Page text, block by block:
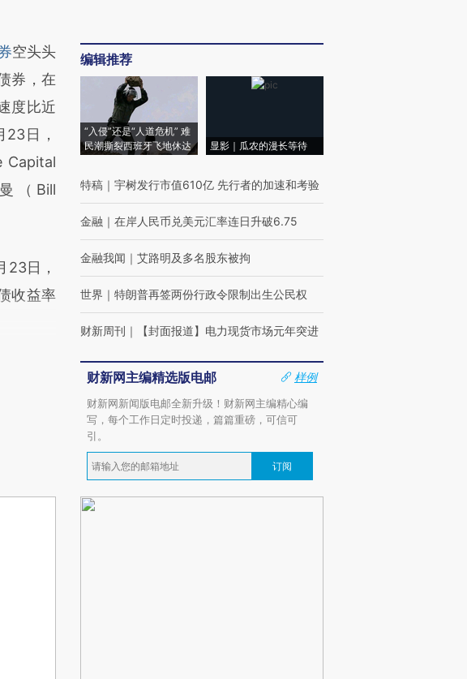
第三方
章
总结
不代表
文细致
空头头
券，在
度比近
日，
Capital
（Bill
日，
收益率
编辑推荐
“入侵”还是“人道危机” 难
民潮撕裂西班牙飞地休达
显影｜瓜农的漫长等待
特稿 ｜ 宇树发行市值610亿 先行者的加速和考验
金融 ｜ 在岸人民币兑美元汇率连日升破6.75
金融我闻 ｜ 艾路明及多名股东被拘
世界 ｜ 特朗普再签两份行政令限制出生公民权
财新周刊 ｜ 【封面报道】电力现货市场元年突进
财新网主编精选版电邮
样例
财新网新闻版电邮全新升级！财新网主编精心编
写，每个工作日定时投递，篇篇重磅，可信可
引。
订阅